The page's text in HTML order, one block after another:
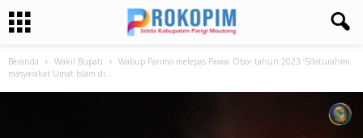
Beranda Wakil Bupati
Wabup Parimo melepas Pawai Obor tahun 2023 ‘Silaturahmi
masyarakat Umat Islam di...